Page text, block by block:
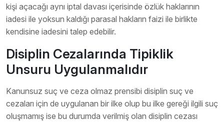
kişi açacağı aynı iptal davası içerisinde özlük haklarının
iadesi ile yoksun kaldığı parasal hakların faizi ile birlikte
kendisine iadesini talep edebilir.
Disiplin Cezalarında Tipiklik
Unsuru Uygulanmalıdır
Kanunsuz suç ve ceza olmaz prensibi disiplin suç ve
cezaları için de uygulanan bir ilke olup bu ilke gereği ilgili suç
oluşmamış ise bu durumda verilmiş olan disiplin cezası